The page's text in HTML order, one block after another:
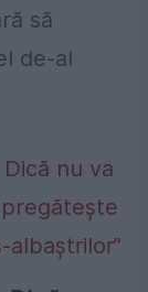
să
de-al